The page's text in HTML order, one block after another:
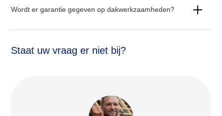
Wordt er garantie gegeven op dakwerkzaamheden?
Staat uw vraag er niet bij?